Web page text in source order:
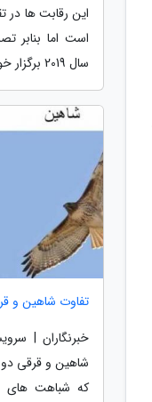
است اما بنابر
سال 2019 برگزار خواهد شد.
تفاوت شاهین و
خبرنگاران |
شاهین و قرقی دو
که شباهت های